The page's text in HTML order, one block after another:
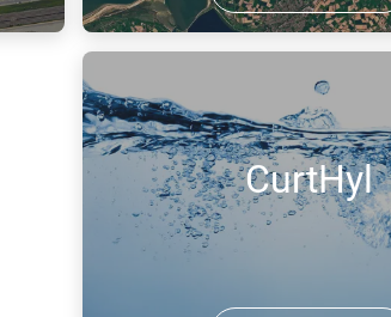
captage et de stockage du carbone
(CCS) auquel participent plusieurs
entreprises de la zone portuaire de
Rotterdam, dont Air Liquide.
CurtHyl